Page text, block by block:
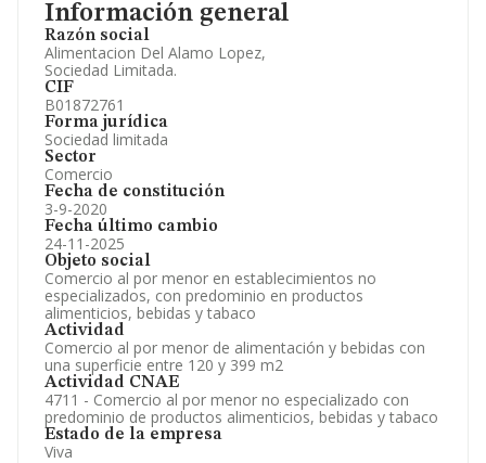
Información general
Razón social
Alimentacion Del Alamo Lopez,
Sociedad Limitada.
CIF
B01872761
Forma jurídica
Sociedad limitada
Sector
Comercio
Fecha de constitución
3-9-2020
Fecha último cambio
24-11-2025
Objeto social
Comercio al por menor en establecimientos no
especializados, con predominio en productos
alimenticios, bebidas y tabaco
Actividad
Comercio al por menor de alimentación y bebidas con
una superficie entre 120 y 399 m2
Actividad CNAE
4711 - Comercio al por menor no especializado con
predominio de productos alimenticios, bebidas y tabaco
Estado de la empresa
Viva
Artículos de prensa publicados sobre la empresa.
Información oficial y registral complementaria.